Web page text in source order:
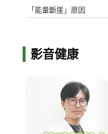
「能量斷崖」原因
影音健康